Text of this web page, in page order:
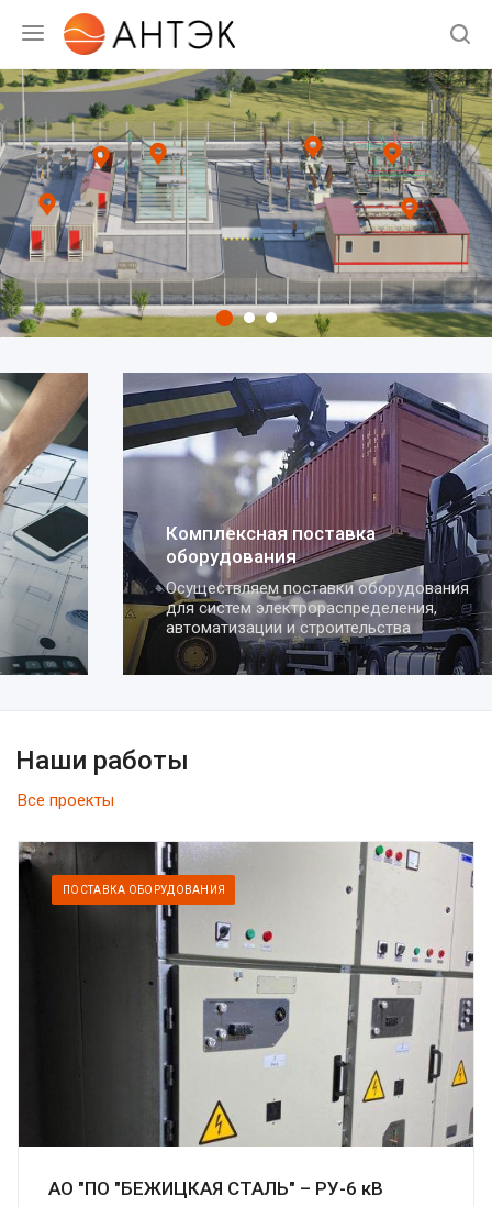
Комплексная поставка
оборудования
Осуществляем поставки оборудования
для систем электрораспределения,
автоматизации и строительства
Все проекты
Наши работы
ПОСТАВКА ОБОРУДОВАНИЯ
АО "ПО "БЕЖИЦКАЯ СТАЛЬ" – РУ-6 кВ